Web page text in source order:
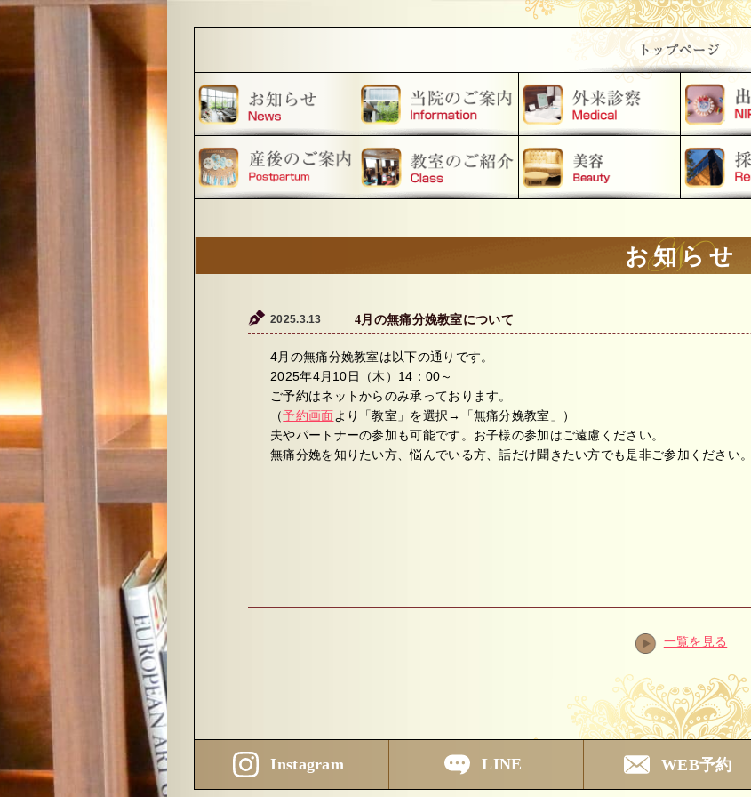
お知らせ
2025.3.13 4月の無痛分娩教室について
4月の無痛分娩教室は以下の通りです。
2025年4月10日（木）14：00～
ご予約はネットからのみ承っております。
（予約画面より「教室」を選択→「無痛分娩教室」）
夫やパートナーの参加も可能です。お子様の参加はご遠慮ください。
無痛分娩を知りたい方、悩んでいる方、話だけ聞きたい方でも是非ご参加ください。
一覧を見る
Instagram LINE WEB予約